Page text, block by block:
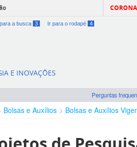
a busca 3 Ir para o rodapé 4
E INOVAÇÕES
Perguntas
Bolsas e Auxílios Bolsas e Auxílios